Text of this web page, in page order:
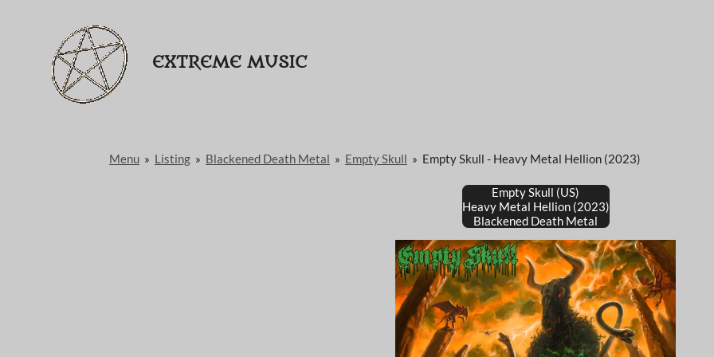
contenu
principal
EXTREME MUSIC
Menu » Listing » Blackened Death Metal » Empty Skull » Empty Skull - Heavy Metal Hellion (2023)
Empty Skull (US)
Heavy Metal Hellion (2023)
Blackened Death Metal